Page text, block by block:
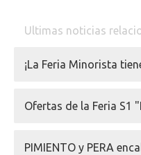
Ultimas noticias
¡La Feria Minorista
Ofertas de la Feria S1
PIMIENTO y PERA